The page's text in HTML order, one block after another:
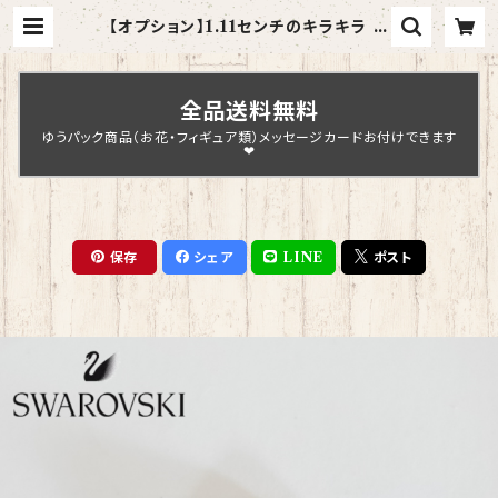
【オプション】1.11センチのキラキラ ス
ワロフスキーをアレンジにさらにプラ
スする | Chopin Design
全品送料無料
ゆうパック商品（お花・フィギュア類）メッセージカードお付けできます
❤
保存 シェア LINE ポスト